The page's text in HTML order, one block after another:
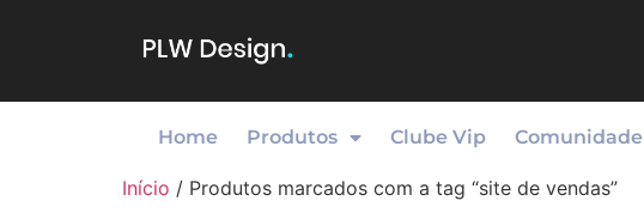
Home Produtos Clube Vip Comunidade
Início / Produtos marcados com a tag “site de vendas”